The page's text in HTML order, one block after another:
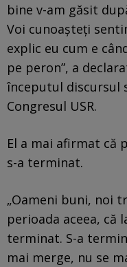
bine v-am găsit
Voi cunoaşteţi
explic eu cum e
pe peron”, a
începutul discursul
Congresul USR.
El a mai afirmat că
s-a terminat.
„Oameni buni, noi
perioada aceea, că
terminat. S-a
mai merge, nu se